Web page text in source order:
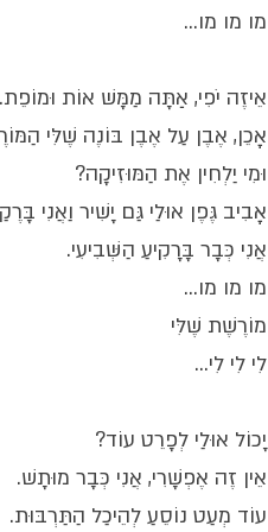
מו מו מו...
אֵיזֶה יֹפִי, אַתָּה מַמָּשׁ אוֹת וּמוֹפֵת.
אָכֵן, אֶבֶן עַל אֶבֶן בּוֹנֶה שֶׁלִּי
וּמִי יַלְחִין אֶת הַמּוּזִיקָה?
אָבִיב גֶּפֶן אוּלַי גַּם יָשִׁיר וַאֲנִי
אֲנִי כְּבָר בָּרָקִיעַ הַשְּׁבִיעִי.
מו מו מו...
מוֹרֶשֶׁת שֶׁלִּי
לִי לִי לִי...
יָכוֹל אוּלַי לְפָרֵט עוֹד?
אֵין זֶה אֶפְשָׁרִי, אֲנִי כְּבָר מוּתָשׁ.
עוֹד מְעַט נוֹסֵעַ לְהֵיכַל הַתַּרְבּוּת.